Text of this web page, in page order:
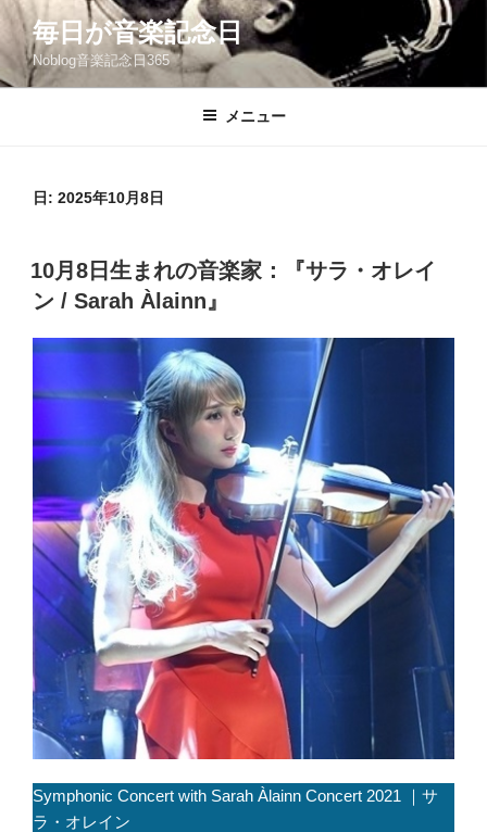
コ
テ
ン
毎日が音楽記念日
Noblog音楽記念日365
メニュー
日: 2025年10月8日
投
稿
日:
10月8日生まれの音楽家：『サラ・オレイ
ン / Sarah Àlainn』
Symphonic Concert with Sarah Àlainn Concert 2021 ｜サ
ラ・オレイン